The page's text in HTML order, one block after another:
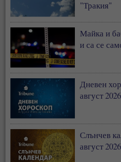
"Тракия"
Майка и
и са се
Дневен
август 2026
Слънчев
август 2026